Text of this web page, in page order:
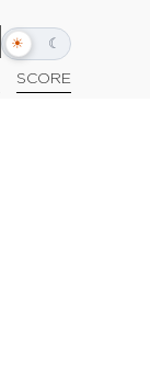
☀ ☾
Alternar
escuro
SCORE